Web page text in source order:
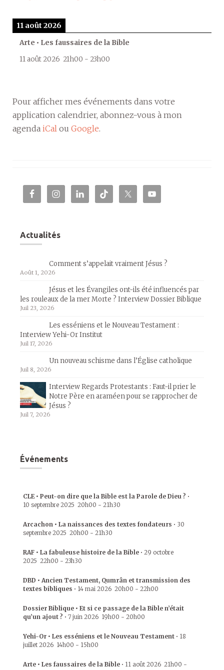
11 août 2026
Arte • Les faussaires de la Bible
11 août 2026 21h00 - 23h00
Pour afficher mes événements dans votre
application calendrier, abonnez-vous à mon
agenda iCal ou Google.
Actualités
Comment s’appelait vraiment Jésus ?
Août 1, 2026
Jésus et les Évangiles ont-ils été influencés par
les rouleaux de la mer Morte ? Interview Dossier Biblique
Juil 23, 2026
Les esséniens et le Nouveau Testament :
Interview Yehi-Or Institut
Juil 17, 2026
Un nouveau schisme dans l’Église catholique
Juil 8, 2026
Interview Regards Protestants : Faut-il prier le
Notre Père en araméen pour se rapprocher de
Jésus ?
Juil 7, 2026
Événements
CLE • Peut-on dire que la Bible est la Parole de Dieu ? •
10 septembre 2025 20h00 - 21h30
Arcachon • La naissances des textes fondateurs • 30
septembre 2025 20h00 - 21h30
RAF • La fabuleuse histoire de la Bible • 29 octobre
2025 22h00 - 23h30
DBD • Ancien Testament, Qumrân et transmission des
textes bibliques • 14 mai 2026 20h00 - 22h00
Dossier Biblique • Et si ce passage de la Bible n’était
qu’un ajout ? • 7 juin 2026 19h00 - 20h00
Yehi-Or • Les esséniens et le Nouveau Testament • 18
juillet 2026 14h00 - 15h00
Arte • Les faussaires de la Bible • 11 août 2026 21h00 -